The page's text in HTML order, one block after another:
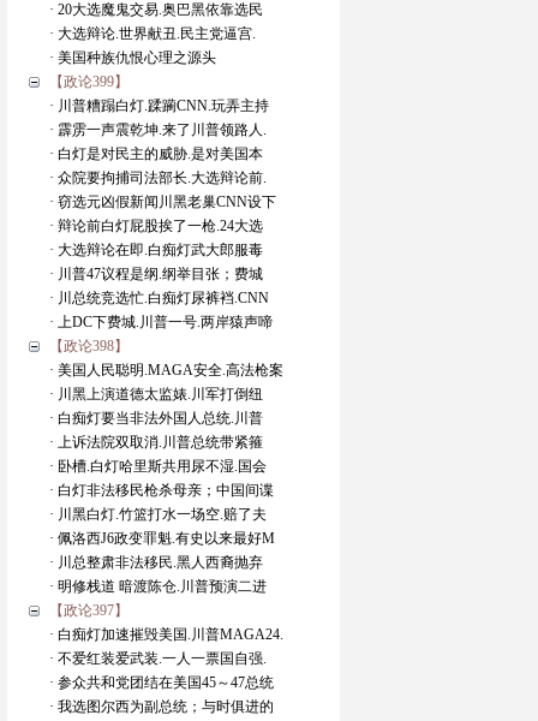
· 20大选魔鬼交易.奥巴黑依靠选民
· 大选辩论.世界献丑.民主党逼宫.
· 美国种族仇恨心理之源头
【政论399】
· 川普糟蹋白灯.蹂躏CNN.玩弄主持
· 霹雳一声震乾坤.来了川普领路人.
· 白灯是对民主的威胁.是对美国本
· 众院要拘捕司法部长.大选辩论前.
· 窃选元凶假新闻川黑老巢CNN设下
· 辩论前白灯屁股挨了一枪.24大选
· 大选辩论在即.白痴灯武大郎服毒
· 川普47议程是纲.纲举目张；费城
· 川总统竞选忙.白痴灯尿裤裆.CNN
· 上DC下费城.川普一号.两岸猿声啼
【政论398】
· 美国人民聪明.MAGA安全.高法枪案
· 川黑上演道德太监婊.川军打倒纽
· 白痴灯要当非法外国人总统.川普
· 上诉法院双取消.川普总统带紧箍
· 卧槽.白灯哈里斯共用尿不湿.国会
· 白灯非法移民枪杀母亲；中国间谍
· 川黑白灯.竹篮打水一场空.赔了夫
· 佩洛西J6政变罪魁.有史以来最好M
· 川总整肃非法移民.黑人西裔抛弃
· 明修栈道 暗渡陈仓.川普预演二进
【政论397】
· 白痴灯加速摧毁美国.川普MAGA24.
· 不爱红装爱武装.一人一票国自强.
· 参众共和党团结在美国45～47总统
· 我选图尔西为副总统；与时俱进的